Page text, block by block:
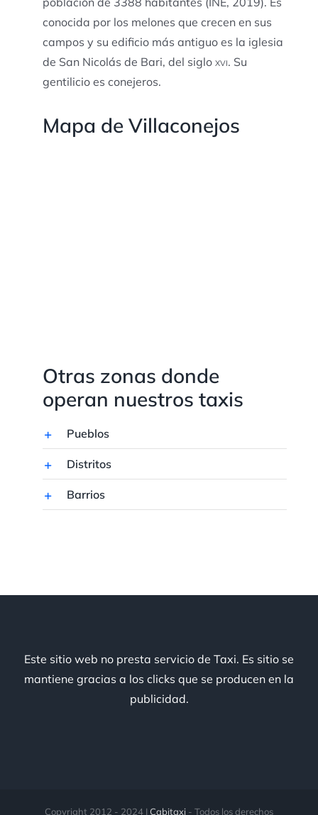
conocida por los melones que crecen en sus
campos y su edificio más antiguo es la iglesia
de San Nicolás de Bari, del siglo xvi. Su
gentilicio es conejeros.
Mapa de Villaconejos
Otras zonas donde
operan nuestros taxis
Pueblos
Distritos
Barrios
Este sitio web no presta servicio de Taxi. Es sitio se
mantiene gracias a los clicks que se producen en la
publicidad.
Copyright 2012 - 2024 | Cabitaxi - Todos los derechos